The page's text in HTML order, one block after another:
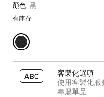
顏色: 黑
有庫存
客製化選項
使用客製化服
專屬單品